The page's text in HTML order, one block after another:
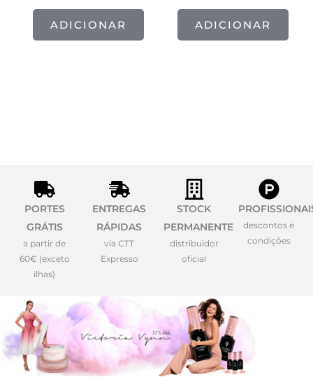
ADICIONAR ADICIONAR
PORTES
GRÁTIS
a partir de
60€ (exceto
ilhas)
ENTREGAS
RÁPIDAS
via CTT
Expresso
STOCK
PERMANENTE
distribuidor
oficial
descontos e
condições